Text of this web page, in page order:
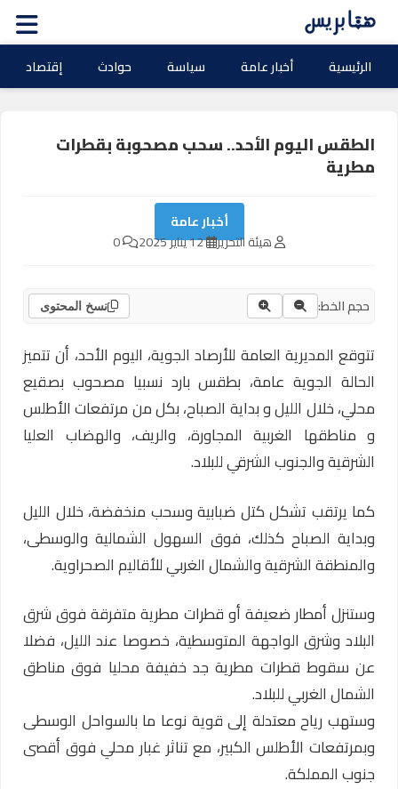
الرئيسية أخبار عامة سياسة حوادث إقتصاد
الطقس اليوم الأحد.. سحب مصحوبة بقطرات
مطرية
أخبار عامة
هيئة التحرير 12 يناير 2025
حجم الخط: نسخ المحتوى
تتوقع المديرية العامة للأرصاد الجوية، اليوم الأحد، أن تتميز
الحالة الجوية عامة، بطقس بارد نسبيا مصحوب بصقيع
محلي، خلال الليل و بداية الصباح، بكل من مرتفعات الأطلس
و مناطقها الغربية المجاورة، والريف، والهضاب العليا
الشرقية والجنوب الشرقي للبلاد.
كما يرتقب تشكل كتل ضبابية وسحب منخفضة، خلال الليل
وبداية الصباح كذلك، فوق السهول الشمالية والوسطى،
والمنطقة الشرقية والشمال الغربي للأقاليم الصحراوية.
وستنزل أمطار ضعيفة أو قطرات مطرية متفرقة فوق شرق
البلاد وشرق الواجهة المتوسطية، خصوصا عند الليل، فضلا
عن سقوط قطرات مطرية جد خفيفة محليا فوق مناطق
الشمال الغربي للبلاد.
وستهب رياح معتدلة إلى قوية نوعا ما بالسواحل الوسطى
وبمرتفعات الأطلس الكبير، مع تناثر غبار محلي فوق أقصى
جنوب المملكة.